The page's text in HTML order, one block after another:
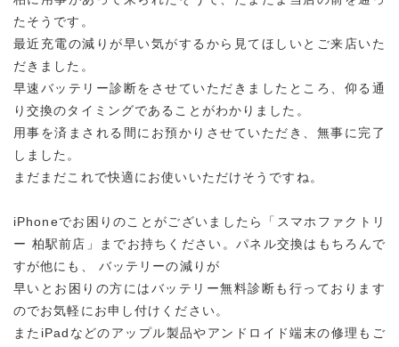
たそうです。
最近充電の減りが早い気がするから見てほしいとご来店いた
だきました。
早速バッテリー診断をさせていただきましたところ、仰る通
り交換のタイミングであることがわかりました。
用事を済まされる間にお預かりさせていただき、無事に完了
しました。
まだまだこれで快適にお使いいただけそうですね。
iPhoneでお困りのことがございましたら「スマホファクトリ
ー 柏駅前店」までお持ちください。パネル交換はもちろんで
すが他にも、 バッテリーの減りが
早いとお困りの方にはバッテリー無料診断も行っております
のでお気軽にお申し付けください。
またiPadなどのアップル製品やアンドロイド端末の修理もご